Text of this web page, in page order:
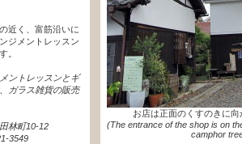
お店は正面のくすのきに
(The entrance of the shop is on
camphor
近く、富筋沿いに
ジメントレッスン
。
ントレッスンとギ
ガラス雑貨の販売
林町10-12
3549